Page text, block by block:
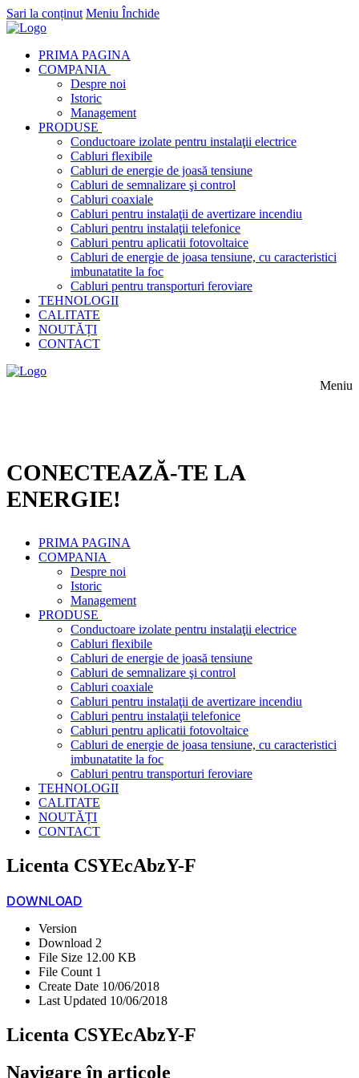
Sari la conținut Meniu Închide
PRIMA PAGINA
COMPANIA
Despre noi
Istoric
Management
PRODUSE
Conductoare izolate pentru instalaţii electrice
Cabluri flexibile
Cabluri de energie de joasă tensiune
Cabluri de semnalizare şi control
Cabluri coaxiale
Cabluri pentru instalaţii de avertizare incendiu
Cabluri pentru instalaţii telefonice
Cabluri pentru aplicatii fotovoltaice
Cabluri de energie de joasa tensiune, cu caracteristici
imbunatatite la foc
Cabluri pentru transporturi feroviare
TEHNOLOGII
CALITATE
NOUTĂȚI
CONTACT
Meniu
CONECTEAZĂ-TE LA
ENERGIE!
PRIMA PAGINA
COMPANIA
Despre noi
Istoric
Management
PRODUSE
Conductoare izolate pentru instalaţii electrice
Cabluri flexibile
Cabluri de energie de joasă tensiune
Cabluri de semnalizare şi control
Cabluri coaxiale
Cabluri pentru instalaţii de avertizare incendiu
Cabluri pentru instalaţii telefonice
Cabluri pentru aplicatii fotovoltaice
Cabluri de energie de joasa tensiune, cu caracteristici
imbunatatite la foc
Cabluri pentru transporturi feroviare
TEHNOLOGII
CALITATE
NOUTĂȚI
CONTACT
Licenta CSYEcAbzY-F
DOWNLOAD
Version
Download 2
File Size 12.00 KB
File Count 1
Create Date 10/06/2018
Last Updated 10/06/2018
Licenta CSYEcAbzY-F
Navigare în articole